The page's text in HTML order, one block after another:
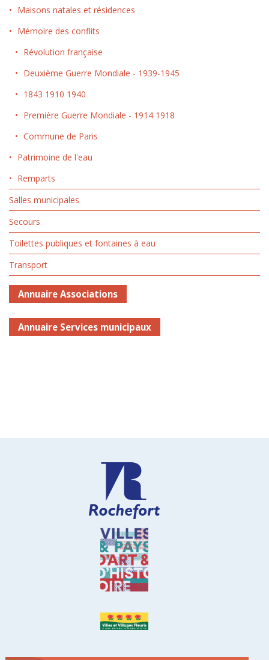
Maisons natales et résidences
Mémoire des conflits
Révolution française
Deuxième Guerre Mondiale - 1939-1945
1843 1910 1940
Première Guerre Mondiale - 1914 1918
Commune de Paris
Patrimoine de l'eau
Remparts
Salles municipales
Secours
Toilettes publiques et fontaines à eau
Transport
Annuaire Associations
Annuaire Services municipaux